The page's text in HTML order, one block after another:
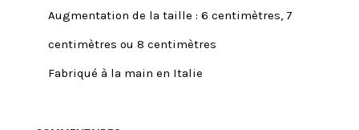
Augmentation de la taille : 6 centimètres, 7
centimètres ou 8 centimètres
Fabriqué à la main en Italie